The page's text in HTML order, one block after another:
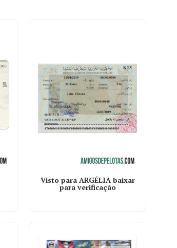
Visto para ARGÉLIA baixar
para verificação